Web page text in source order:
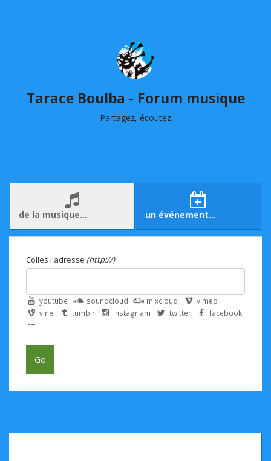
Tarace Boulba - Forum musique
Partagez, écoutez
de la musique… un événement…
Colles l'adresse (http://)
youtube soundcloud mixcloud
vimeo
vine
tumblr instagr.am twitter facebook
Go